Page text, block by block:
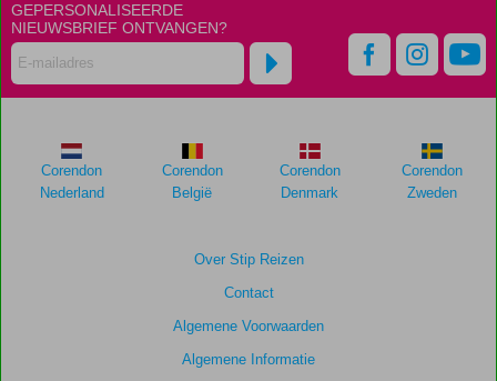
GEPERSONALISEERDE
NIEUWSBRIEF ONTVANGEN?
Over Stip Reizen
Contact
Algemene Voorwaarden
Algemene Informatie
Corendon
Nederland
Corendon
België
Corendon
Denmark
Corendon
Zweden